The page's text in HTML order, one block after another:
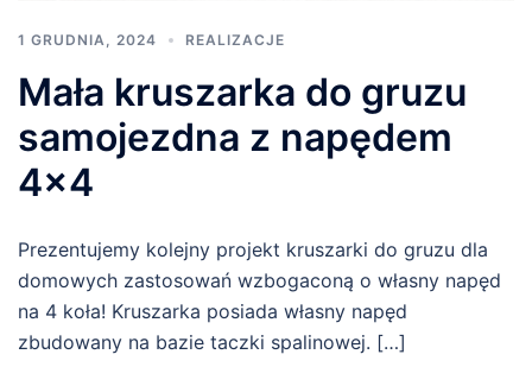
1 GRUDNIA, 2024 REALIZACJE
Mała kruszarka do gruzu
samojezdna z napędem
4×4
Prezentujemy kolejny projekt kruszarki do gruzu dla
domowych zastosowań wzbogaconą o własny napęd
na 4 koła! Kruszarka posiada własny napęd
zbudowany na bazie taczki spalinowej. […]